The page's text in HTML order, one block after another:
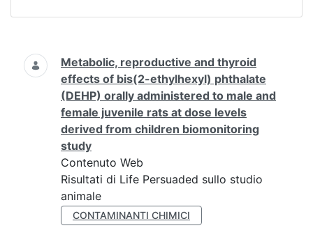
Ricerca
Metabolic, reproductive and thyroid
effects of bis(2-ethylhexyl) phthalate
(DEHP) orally administered to male and
female juvenile rats at dose levels
derived from children biomonitoring
study
Contenuto Web
Risultati di Life Persuaded sullo studio
animale
CONTAMINANTI CHIMICI